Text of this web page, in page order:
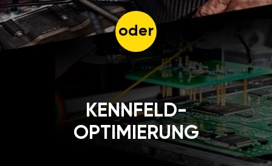
oder
KENNFELD-
OPTIMIERUNG